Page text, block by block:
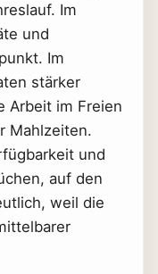
Im
und
Im
stärker
Arbeit im Freien
Mahlzeiten.
und
auf den
weil die